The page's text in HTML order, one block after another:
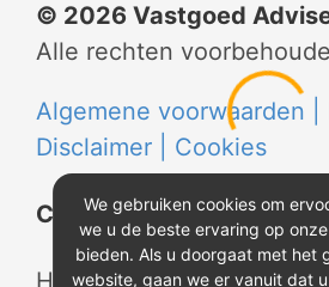
© 2026 Vastgoed
Alle rechten
Algemene voorwaarden |
Disclaimer | Cookies
Contact
Heeft u vragen? Neem
We gebruiken cookies om
we u de beste ervaring op
bieden. Als u doorgaat met het
website, gaan we er vanuit dat